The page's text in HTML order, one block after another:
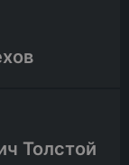
Толстой